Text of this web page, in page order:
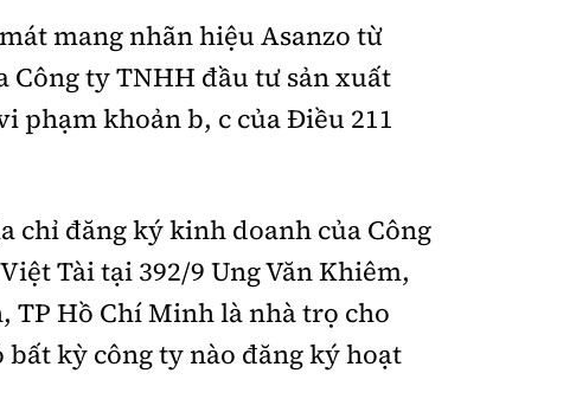
mang nhãn hiệu Asanzo từ
Công ty TNHH đầu tư sản xuất
phạm khoản b, c của Điều 211
chỉ đăng ký kinh doanh của Công
Tài tại 392/9 Ung Văn Khiêm,
TP Hồ Chí Minh là nhà trọ cho
kỳ công ty nào đăng ký hoạt